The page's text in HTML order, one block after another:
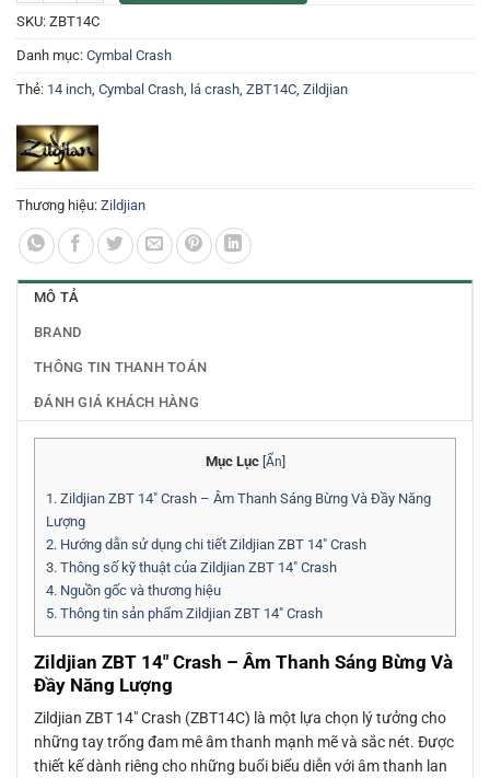
SKU: ZBT14C
Danh mục: Cymbal Crash
Thẻ: 14 inch, Cymbal Crash, lá crash, ZBT14C, Zildjian
Thương hiệu: Zildjian
MÔ TẢ
BRAND
THÔNG TIN THANH TOÁN
ĐÁNH GIÁ KHÁCH HÀNG
Mục Lục [Ẩn]
1. Zildjian ZBT 14″ Crash – Âm Thanh Sáng Bừng Và Đầy Năng
Lượng
2. Hướng dẫn sử dụng chi tiết Zildjian ZBT 14″ Crash
3. Thông số kỹ thuật của Zildjian ZBT 14″ Crash
4. Nguồn gốc và thương hiệu
5. Thông tin sản phẩm Zildjian ZBT 14″ Crash
Zildjian ZBT 14″ Crash – Âm Thanh Sáng Bừng Và
Đầy Năng Lượng
Zildjian ZBT 14″ Crash (ZBT14C) là một lựa chọn lý tưởng cho
những tay trống đam mê âm thanh mạnh mẽ và sắc nét. Được
thiết kế dành riêng cho những buổi biểu diễn với âm thanh lan